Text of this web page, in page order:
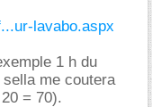
lavabo.aspx
1 h du
me coutera
= 70).